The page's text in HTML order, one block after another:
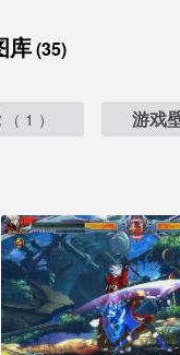
库(35)
（ 1 ） 游戏